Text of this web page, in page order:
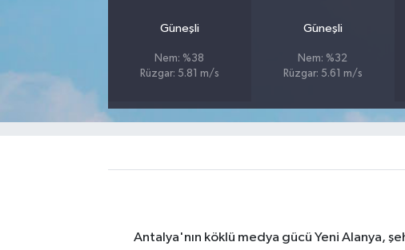
Güneşli
Nem: %38
Rüzgar: 5.81 m/s
Güneşli
Nem: %32
Rüzgar: 5.61 m/s
Antalya'nın köklü medya gücü Yeni Alanya,